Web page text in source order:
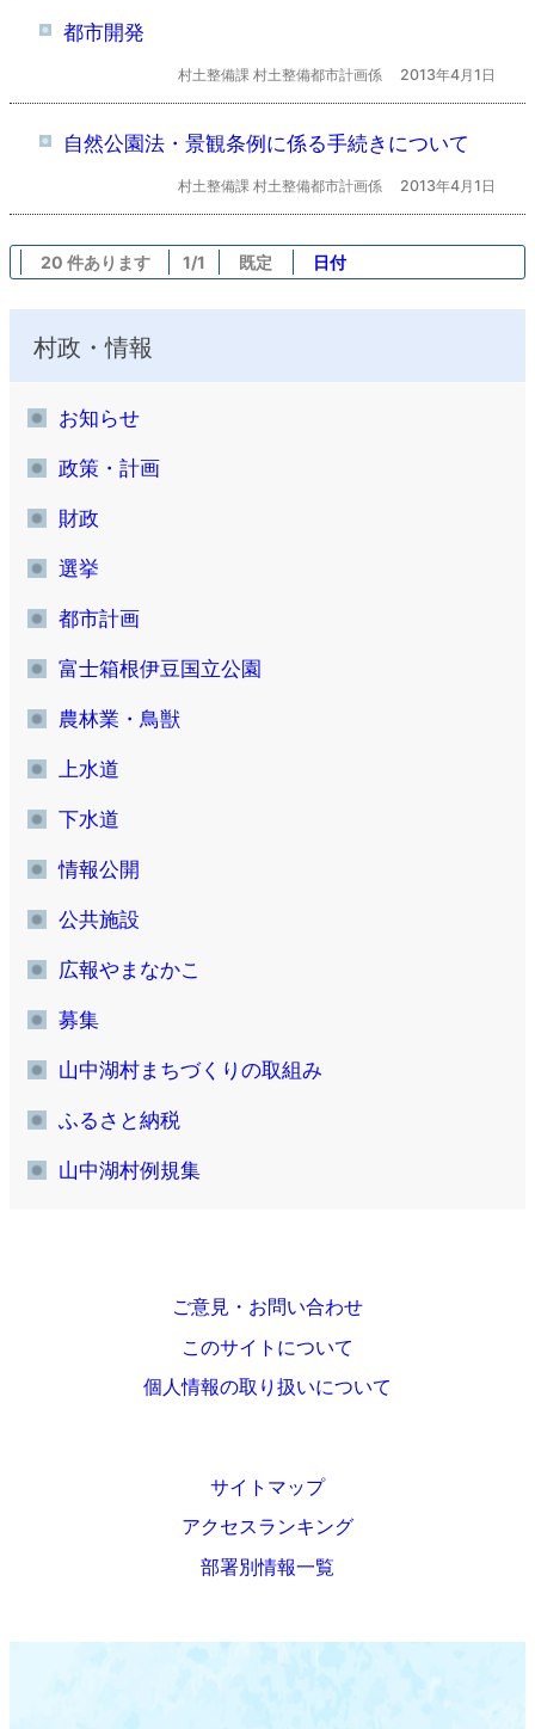
都市開発
村土整備課 村土整備都市計画係 2013年4月1日
自然公園法・景観条例に係る手続きについて
村土整備課 村土整備都市計画係 2013年4月1日
20 件あります 1/1 既定 日付
村政・情報
お知らせ
政策・計画
財政
選挙
都市計画
富士箱根伊豆国立公園
農林業・鳥獣
上水道
下水道
情報公開
公共施設
広報やまなかこ
募集
山中湖村まちづくりの取組み
ふるさと納税
山中湖村例規集
ご意見・お問い合わせ
このサイトについて
個人情報の取り扱いについて
サイトマップ
アクセスランキング
部署別情報一覧